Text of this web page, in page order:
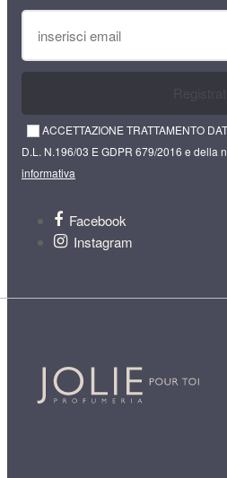
ACCETTAZIONE TRATTAMENTO
D.L. N.196/03 E GDPR 679/2016 e della
informativa
Facebook
Instagram